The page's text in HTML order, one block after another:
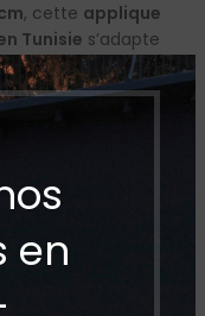
en
, cette applique
Tunisie s’adapte
peut être
et élégant, ou en
La
options de
en verre à profil
pour la
d’intérieur
tout en